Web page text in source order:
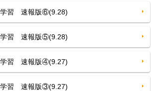
習 速報版⑥(9.28)
習 速報版⑤(9.28)
習 速報版④(9.27)
習 速報版③(9.27)